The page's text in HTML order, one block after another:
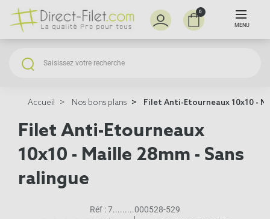
0
MENU
Accueil Nos bons plans Filet Anti-Etourneaux 10x10 -
Filet Anti-Etourneaux
10x10 - Maille 28mm - Sans
ralingue
Réf :7.........000528-529